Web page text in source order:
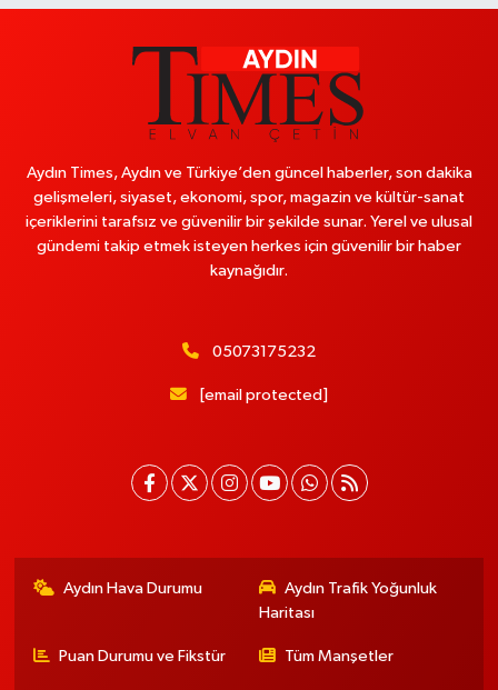
Aydın Times, Aydın ve Türkiye’den güncel haberler, son dakika
gelişmeleri, siyaset, ekonomi, spor, magazin ve kültür-sanat
içeriklerini tarafsız ve güvenilir bir şekilde sunar. Yerel ve ulusal
gündemi takip etmek isteyen herkes için güvenilir bir haber
kaynağıdır.
05073175232
[email protected]
Aydın Hava Durumu
Aydın Trafik Yoğunluk
Haritası
Puan Durumu ve Fikstür Tüm Manşetler